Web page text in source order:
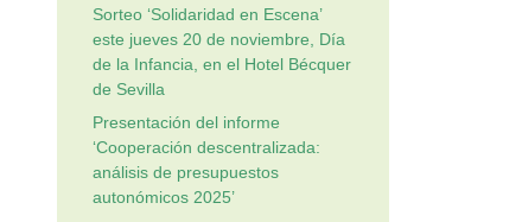
Sorteo ‘Solidaridad en Escena’
este jueves 20 de noviembre, Día
de la Infancia, en el Hotel Bécquer
de Sevilla
Presentación del informe
‘Cooperación descentralizada:
análisis de presupuestos
autonómicos 2025’